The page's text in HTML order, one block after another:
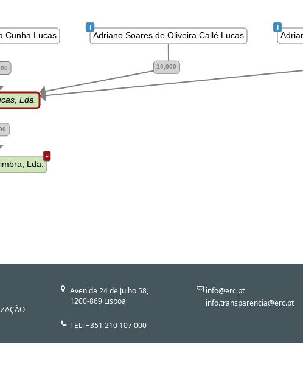
10,000
Lda.
Lda.
＋
Cunha Lucas
＋
Adriano Soares de Oliveira Callé Lucas
＋
i i
Avenida 24 de Julho 58,
1200-869 Lisboa
TEL: +351 210 107 000
info@erc.pt
info.transparencia@erc.pt